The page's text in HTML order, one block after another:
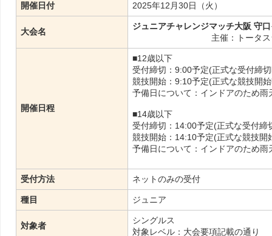
開催日付 2025年12月30日（火）
大会名
ジュニアチャレンジマッチ大阪 守
主催：トータ
開催日程
■12歳以下
受付締切：9:00予定(正式な受付締
競技開始：9:10予定(正式な競技開
予備日について：インドアのため雨
■14歳以下
受付締切：14:00予定(正式な受付
競技開始：14:10予定(正式な競技
予備日について：インドアのため雨
受付方法 ネットのみの受付
種目 ジュニア
対象者
シングルス
対象レベル：大会要項記載の通り